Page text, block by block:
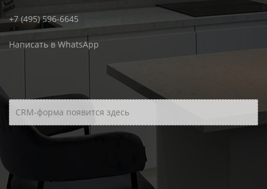
+7 (495) 596-6645
Написать в WhatsApp
CRM-форма появится здесь